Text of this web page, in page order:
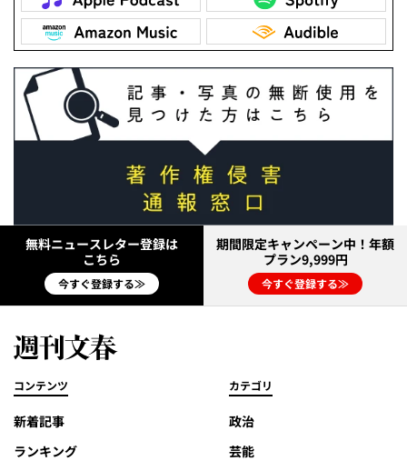
無料ニュースレター登録は
こちら
今すぐ登録する≫
期間限定キャンペーン中！年額
プラン9,999円
今すぐ登録する≫
コンテンツ
新着記事
ランキング
カテゴリ
政治
芸能